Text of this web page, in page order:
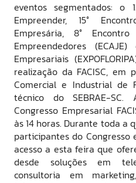
eventos segmentados: o
Empreender, 15°
Empresária, 8°
Empreendedores
Empresariais
realização da FACISC, em
Comercial e Industrial de
técnico do SEBRAE-SC.
Congresso Empresarial
às 14 horas. Durante toda a
participantes do
acesso a esta feira que
desde soluções em
consultoria em